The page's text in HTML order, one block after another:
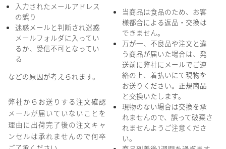
入力されたメールアドレス
の誤り
迷惑メールと判断され迷惑
メールフォルダに入ってい
るか、受信不可となってい
る
などの原因が考えられます。
弊社からお送りする注文確認
メールが届いていないことを
理由に出荷完了後の注文キャ
ンセルは承れませんので何卒
当商品は食品のため、お客
様都合による返品・交換は
できません。
万が一、不良品や注文と違
う商品が届いた場合は、発
送前に弊社にメールでご連
絡の上、着払いにて現物を
お送りください。正規商品
と交換いたします。
現物のない場合は交換を承
れませんので、誤って破棄さ
れませんようご注意くださ
い。